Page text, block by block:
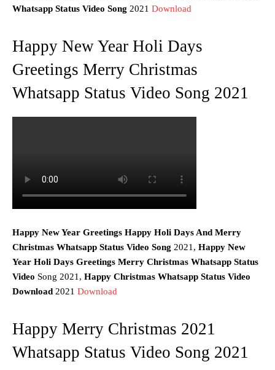
Whatsapp Status Video Song 2021 Download
Happy New Year Holi Days
Greetings Merry Christmas
Whatsapp Status Video Song 2021
Happy New Year Greetings Happy Holi Days And Merry
Christmas Whatsapp Status Video Song 2021, Happy New
Year Holi Days Greetings Merry Christmas Whatsapp Status
Video Song 2021, Happy Christmas Whatsapp Status Video
Download 2021 Download
Happy Merry Christmas 2021
Whatsapp Status Video Song 2021